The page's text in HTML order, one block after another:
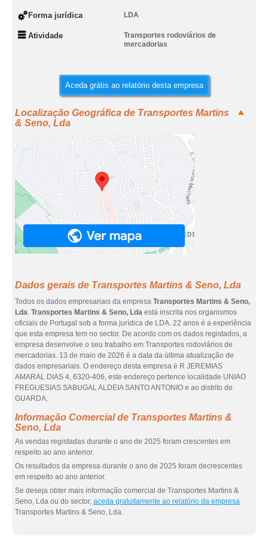
Forma jurídica LDA
Atividade
Transportes rodoviários de
mercadorias
Aceda grátis ao relatório desta empresa
Localização Geográfica de Transportes Martins
& Seno, Lda
Dados gerais de Transportes Martins & Seno, Lda
Todos os dados empresariais da empresa Transportes Martins & Seno,
Lda. Transportes Martins & Seno, Lda está inscrita nos organismos
oficiais de Portugal sob a forma jurídica de LDA. 22 anos é a experiência
que esta empresa tem no sector. De acordo com os dados registados, a
empresa desenvolve o seu trabalho em Transportes rodoviários de
mercadorias. 13 de maio de 2026 é a data da última atualização de
dados empresariais. O endereço desta empresa é R JEREMIAS
AMARAL DIAS 4, 6320-406, este endereço pertence localidade UNIAO
FREGUESIAS SABUGAL ALDEIA SANTO ANTONIO e ao distrito de
GUARDA.
Informação Comercial de Transportes Martins &
Seno, Lda
As vendas registadas durante o ano de 2025 foram crescentes em
respeito ao ano anterior.
Os resultados da empresa durante o ano de 2025 foram decrescentes
em respeito ao ano anterior.
Se deseja obter mais informação comercial de Transportes Martins &
Seno, Lda ou do sector, aceda gratuitamente ao relatório da empresa
Transportes Martins & Seno, Lda.